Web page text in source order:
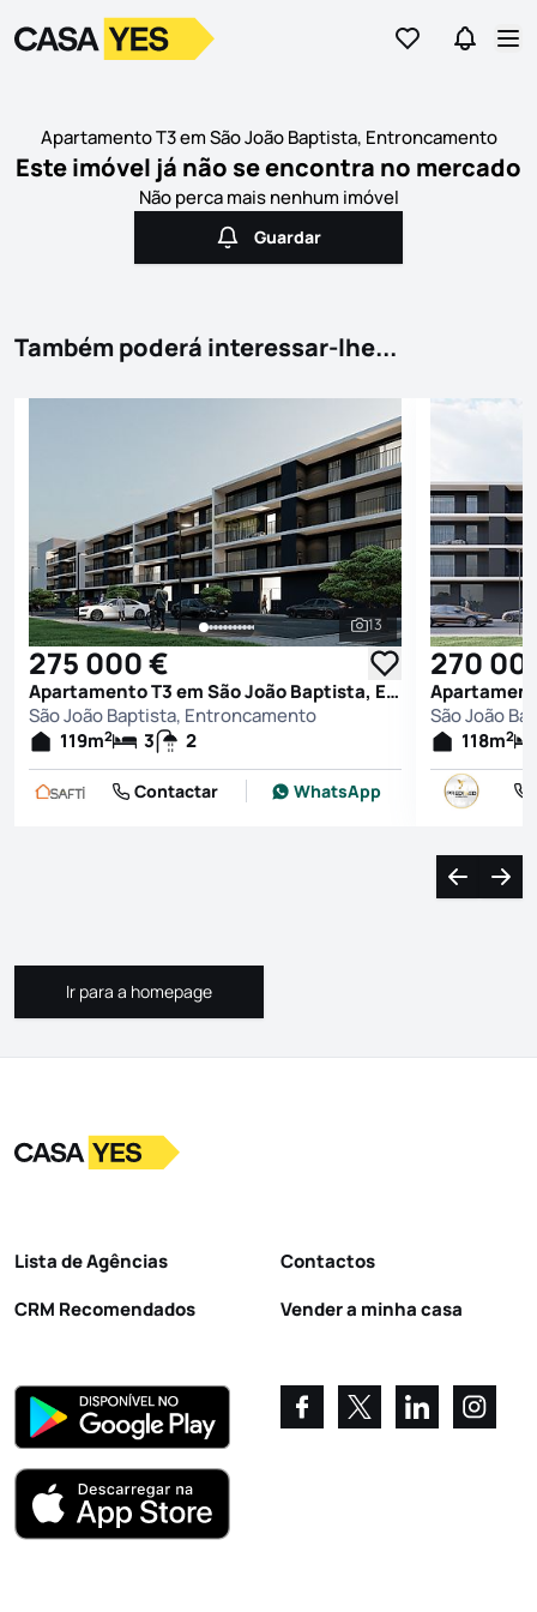
Ir para osIr para
LogoIr para a homepage
Apartamento T3 em São João Baptista, Entroncamento
Este imóvel já não se encontra no mercado
Não perca mais nenhum imóvel
Guardar
Guardar
Também poderá interessar-lhe...
Ver todas as
13
275 000 €
Apartamento T3 em São João Baptista, Entroncamento
São João Baptista, Entroncamento
119m2 3 2
Contactar WhatsApp
270
São João
118m2
Ir para a homepage
Ir para a homepage
LogoIr para a homepage
Lista de Agências
CRM Recomendados
Contactos
Vender a minha casa